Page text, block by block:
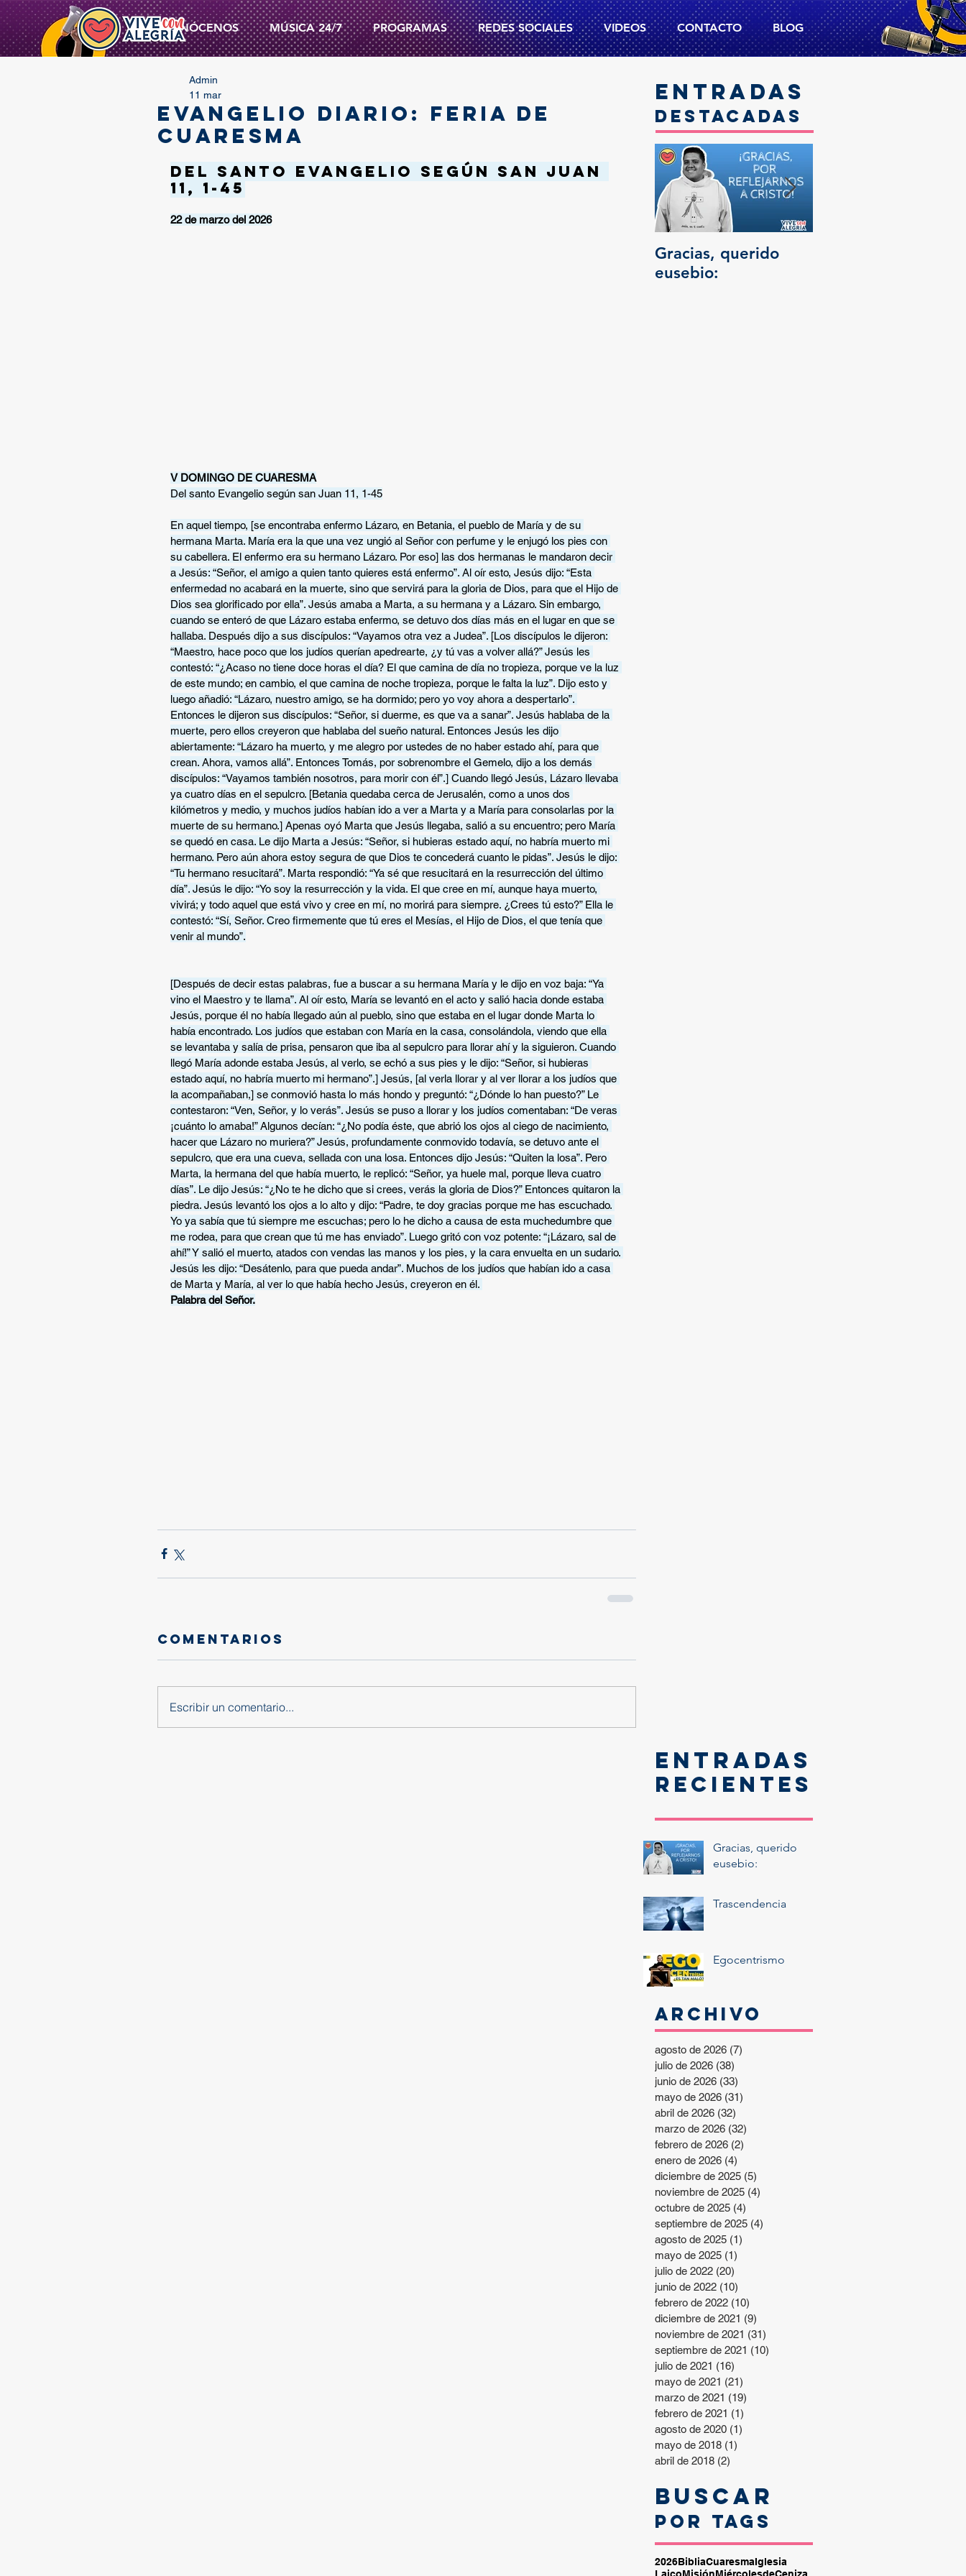
CONÓCENOS MÚSICA 24/7 PROGRAMAS REDES SOCIALES VIDEOS CONTACTO BLOG
EVANGELIO DIARIO: FERIA DE
CUARESMA
Admin
11 mar
Del santo Evangelio según san Juan
11, 1-45
22 de marzo del 2026
V DOMINGO DE CUARESMA
Del santo Evangelio según san Juan 11, 1-45
En aquel tiempo, [se encontraba enfermo Lázaro, en Betania, el pueblo de María y de su
hermana Marta. María era la que una vez ungió al Señor con perfume y le enjugó los pies con
su cabellera. El enfermo era su hermano Lázaro. Por eso] las dos hermanas le mandaron decir
a Jesús: “Señor, el amigo a quien tanto quieres está enfermo”. Al oír esto, Jesús dijo: “Esta
enfermedad no acabará en la muerte, sino que servirá para la gloria de Dios, para que el Hijo de
Dios sea glorificado por ella”. Jesús amaba a Marta, a su hermana y a Lázaro. Sin embargo,
cuando se enteró de que Lázaro estaba enfermo, se detuvo dos días más en el lugar en que se
hallaba. Después dijo a sus discípulos: “Vayamos otra vez a Judea”. [Los discípulos le dijeron:
“Maestro, hace poco que los judíos querían apedrearte, ¿y tú vas a volver allá?” Jesús les
contestó: “¿Acaso no tiene doce horas el día? El que camina de día no tropieza, porque ve la luz
de este mundo; en cambio, el que camina de noche tropieza, porque le falta la luz”. Dijo esto y
luego añadió: “Lázaro, nuestro amigo, se ha dormido; pero yo voy ahora a despertarlo”.
Entonces le dijeron sus discípulos: “Señor, si duerme, es que va a sanar”. Jesús hablaba de la
muerte, pero ellos creyeron que hablaba del sueño natural. Entonces Jesús les dijo
abiertamente: “Lázaro ha muerto, y me alegro por ustedes de no haber estado ahí, para que
crean. Ahora, vamos allá”. Entonces Tomás, por sobrenombre el Gemelo, dijo a los demás
discípulos: “Vayamos también nosotros, para morir con él”.] Cuando llegó Jesús, Lázaro llevaba
ya cuatro días en el sepulcro. [Betania quedaba cerca de Jerusalén, como a unos dos
kilómetros y medio, y muchos judíos habían ido a ver a Marta y a María para consolarlas por la
muerte de su hermano.] Apenas oyó Marta que Jesús llegaba, salió a su encuentro; pero María
se quedó en casa. Le dijo Marta a Jesús: “Señor, si hubieras estado aquí, no habría muerto mi
hermano. Pero aún ahora estoy segura de que Dios te concederá cuanto le pidas”. Jesús le dijo:
“Tu hermano resucitará”. Marta respondió: “Ya sé que resucitará en la resurrección del último
día”. Jesús le dijo: “Yo soy la resurrección y la vida. El que cree en mí, aunque haya muerto,
vivirá; y todo aquel que está vivo y cree en mí, no morirá para siempre. ¿Crees tú esto?” Ella le
contestó: “Sí, Señor. Creo firmemente que tú eres el Mesías, el Hijo de Dios, el que tenía que
venir al mundo”.
[Después de decir estas palabras, fue a buscar a su hermana María y le dijo en voz baja: “Ya
vino el Maestro y te llama”. Al oír esto, María se levantó en el acto y salió hacia donde estaba
Jesús, porque él no había llegado aún al pueblo, sino que estaba en el lugar donde Marta lo
había encontrado. Los judíos que estaban con María en la casa, consolándola, viendo que ella
se levantaba y salía de prisa, pensaron que iba al sepulcro para llorar ahí y la siguieron. Cuando
llegó María adonde estaba Jesús, al verlo, se echó a sus pies y le dijo: “Señor, si hubieras
estado aquí, no habría muerto mi hermano”.] Jesús, [al verla llorar y al ver llorar a los judíos que
la acompañaban,] se conmovió hasta lo más hondo y preguntó: “¿Dónde lo han puesto?” Le
contestaron: “Ven, Señor, y lo verás”. Jesús se puso a llorar y los judíos comentaban: “De veras
¡cuánto lo amaba!” Algunos decían: “¿No podía éste, que abrió los ojos al ciego de nacimiento,
hacer que Lázaro no muriera?” Jesús, profundamente conmovido todavía, se detuvo ante el
sepulcro, que era una cueva, sellada con una losa. Entonces dijo Jesús: “Quiten la losa”. Pero
Marta, la hermana del que había muerto, le replicó: “Señor, ya huele mal, porque lleva cuatro
días”. Le dijo Jesús: “¿No te he dicho que si crees, verás la gloria de Dios?” Entonces quitaron la
piedra. Jesús levantó los ojos a lo alto y dijo: “Padre, te doy gracias porque me has escuchado.
Yo ya sabía que tú siempre me escuchas; pero lo he dicho a causa de esta muchedumbre que
me rodea, para que crean que tú me has enviado”. Luego gritó con voz potente: “¡Lázaro, sal de
ahí!” Y salió el muerto, atados con vendas las manos y los pies, y la cara envuelta en un sudario.
Jesús les dijo: “Desátenlo, para que pueda andar”. Muchos de los judíos que habían ido a casa
de Marta y María, al ver lo que había hecho Jesús, creyeron en él.
Palabra del Señor.
Comentarios
Escribir un comentario...
Entradas
destacadas
Gracias, querido
eusebio:
Entradas
recientes
Gracias, querido
eusebio:
Trascendencia
Egocentrismo
Archivo
agosto de 2026 (7)
julio de 2026 (38)
junio de 2026 (33)
mayo de 2026 (31)
abril de 2026 (32)
marzo de 2026 (32)
febrero de 2026 (2)
enero de 2026 (4)
diciembre de 2025 (5)
noviembre de 2025 (4)
octubre de 2025 (4)
septiembre de 2025 (4)
agosto de 2025 (1)
mayo de 2025 (1)
julio de 2022 (20)
junio de 2022 (10)
febrero de 2022 (10)
diciembre de 2021 (9)
noviembre de 2021 (31)
septiembre de 2021 (10)
julio de 2021 (16)
mayo de 2021 (21)
marzo de 2021 (19)
febrero de 2021 (1)
agosto de 2020 (1)
mayo de 2018 (1)
abril de 2018 (2)
Buscar
por tags
2026BibliaCuaresmaIglesia
LaicoMisiónMiércolesdeCeniza